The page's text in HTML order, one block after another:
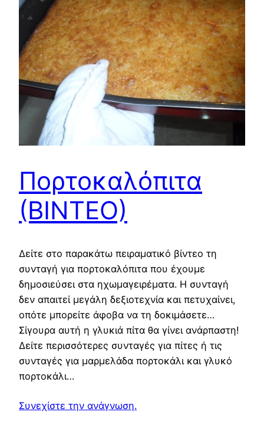
Πορτοκαλόπιτα
(ΒΙΝΤΕΟ)
Δείτε στο παρακάτω πειραματικό βίντεο τη
συνταγή για πορτοκαλόπιτα που έχουμε
δημοσιεύσει στα ηχωμαγειρέματα. Η συνταγή
δεν απαιτεί μεγάλη δεξιοτεχνία και πετυχαίνει,
οπότε μπορείτε άφοβα να τη δοκιμάσετε…
Σίγουρα αυτή η γλυκιά πίτα θα γίνει ανάρπαστη!
Δείτε περισσότερες συνταγές για πίτες ή τις
συνταγές για μαρμελάδα πορτοκάλι και γλυκό
πορτοκάλι…
Συνεχίστε την ανάγνωση.